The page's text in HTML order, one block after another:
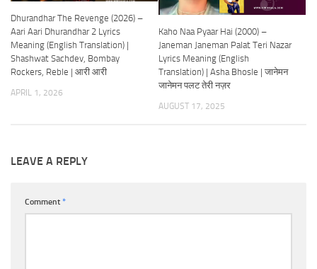
Dhurandhar The Revenge (2026) –
Aari Aari Dhurandhar 2 Lyrics
Meaning (English Translation) |
Shashwat Sachdev, Bombay
Rockers, Reble | आरी आरी
APRIL 1, 2026
Kaho Naa Pyaar Hai (2000) –
Janeman Janeman Palat Teri Nazar
Lyrics Meaning (English
Translation) | Asha Bhosle | जानेमन
जानेमन पलट तेरी नज़र
AUGUST 17, 2025
LEAVE A REPLY
Comment *